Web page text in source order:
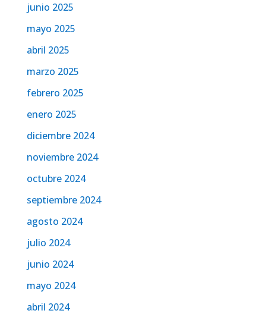
junio 2025
mayo 2025
abril 2025
marzo 2025
febrero 2025
enero 2025
diciembre 2024
noviembre 2024
octubre 2024
septiembre 2024
agosto 2024
julio 2024
junio 2024
mayo 2024
abril 2024